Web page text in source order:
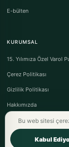
E-bülten
KURUMSAL
15. Yılımıza Özel Varol
Çerez Politikası
Gizlilik Politikası
Hakkımızda
Bu web sitesi
Kabul